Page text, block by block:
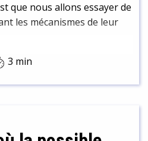
que nous allons essayer de
les mécanismes de leur
3 min